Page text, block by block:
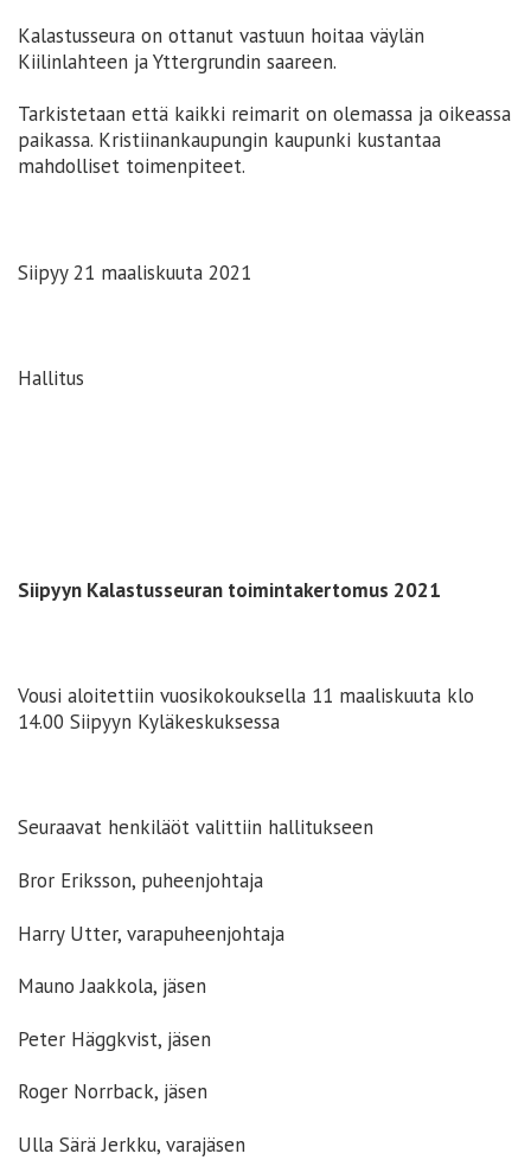
Kalastusseura on ottanut vastuun hoitaa väylän
Kiilinlahteen ja Yttergrundin saareen.
Tarkistetaan että kaikki reimarit on olemassa ja oikeassa
paikassa. Kristiinankaupungin kaupunki kustantaa
mahdolliset toimenpiteet.
Siipyy 21 maaliskuuta 2021
Hallitus
Siipyyn Kalastusseuran toimintakertomus 2021
Vousi aloitettiin vuosikokouksella 11 maaliskuuta klo
14.00 Siipyyn Kyläkeskuksessa
Seuraavat henkiläöt valittiin hallitukseen
Bror Eriksson, puheenjohtaja
Harry Utter, varapuheenjohtaja
Mauno Jaakkola, jäsen
Peter Häggkvist, jäsen
Roger Norrback, jäsen
Ulla Särä Jerkku, varajäsen